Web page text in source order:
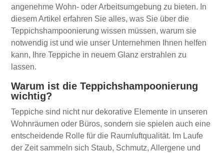
angenehme Wohn- oder Arbeitsumgebung zu bieten. In
diesem Artikel erfahren Sie alles, was Sie über die
Teppichshampoonierung wissen müssen, warum sie
notwendig ist und wie unser Unternehmen Ihnen helfen
kann, Ihre Teppiche in neuem Glanz erstrahlen zu
lassen.
Warum ist die Teppichshampoonierung
wichtig?
Teppiche sind nicht nur dekorative Elemente in unseren
Wohnräumen oder Büros, sondern sie spielen auch eine
entscheidende Rolle für die Raumluftqualität. Im Laufe
der Zeit sammeln sich Staub, Schmutz, Allergene und